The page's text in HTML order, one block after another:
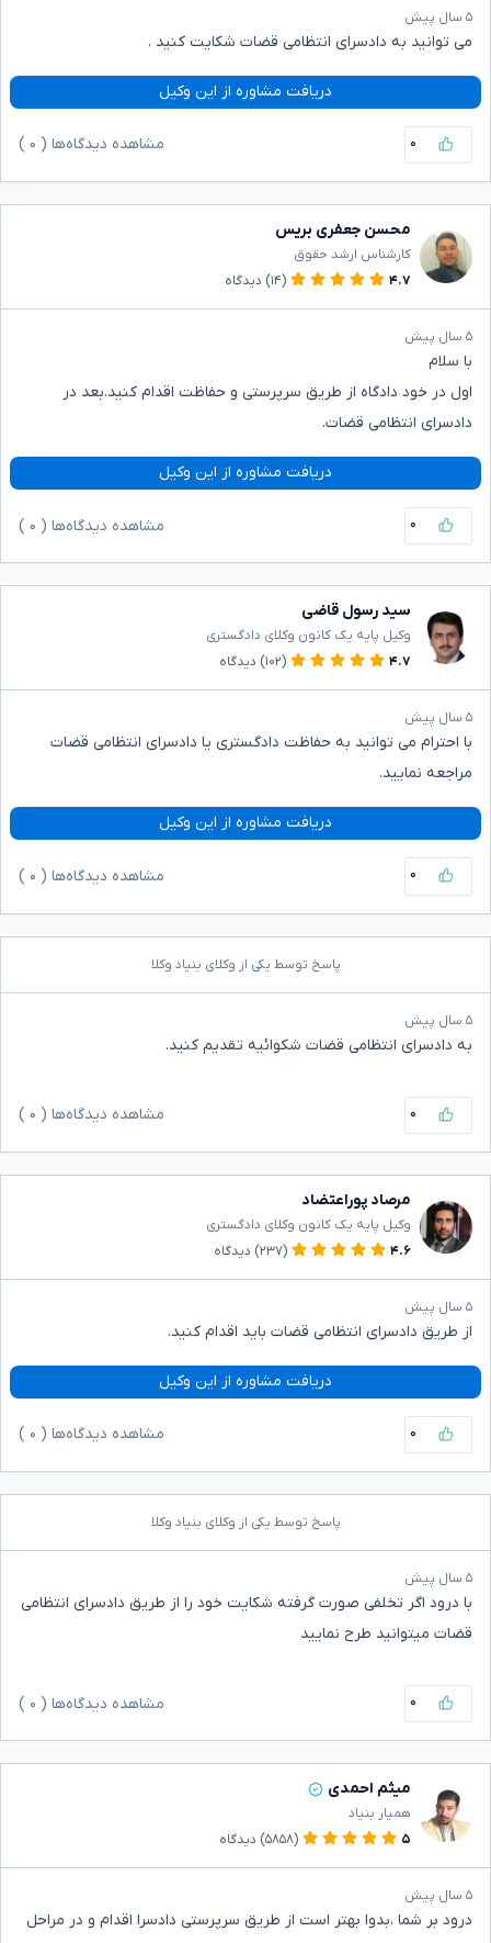
۵ سال پیش
می توانید به دادسرای انتظامی قضات شکایت کنید .
دریافت مشاوره از این وکیل
۰ مشاهده دیدگاه‌ها ( ۰
محسن جعفری بریس
کارشناس ارشد حقوق
۴.۷
(۱۴) دیدگاه
۵ سال پیش
با سلام
اول در خود دادگاه از طریق سرپرستی و حفاظت اقدام کنید.بعد در
دادسرای انتظامی قضات.
دریافت مشاوره از این وکیل
۰ مشاهده دیدگاه‌ها ( ۰
سید رسول قاضی
وکیل پایه یک کانون وکلای دادگستری
۴.۷
(۱۰۲) دیدگاه
۵ سال پیش
با احترام می توانید به حفاظت دادگستری یا دادسرای انتظامی قضات
مراجعه نمایید.
دریافت مشاوره از این وکیل
۰ مشاهده دیدگاه‌ها ( ۰
پاسخ توسط یکی از وکلای بنیاد وکلا
۵ سال پیش
به دادسرای انتظامی قضات شکوائیه تقدیم کنید.
۰ مشاهده دیدگاه‌ها ( ۰
مرصاد پوراعتضاد
وکیل پایه یک کانون وکلای دادگستری
۴.۶
(۲۳۷) دیدگاه
۵ سال پیش
از طریق دادسرای انتظامی قضات باید اقدام کنید.
دریافت مشاوره از این وکیل
۰ مشاهده دیدگاه‌ها ( ۰
پاسخ توسط یکی از وکلای بنیاد وکلا
۵ سال پیش
با درود اگر تخلفی صورت گرفته شکایت خود را از طریق دادسرای انتظامی
قضات میتوانید طرح نمایید
۰ مشاهده دیدگاه‌ها ( ۰
میثم احمدی
همیار بنیاد
۵
(۵۸۵۸) دیدگاه
۵ سال پیش
درود بر شما ،بدوا بهتر است از طریق سرپرستی دادسرا اقدام و در مراحل